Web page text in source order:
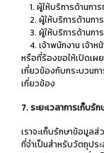
1. ผู้ให้บริการด้านกา
2. ผู้ให้บริการด้านการ
3. ผู้ให้บริการด้านกา
4. เจ้าพนักงาน เจ้า
หรือที่ร้องขอให้เปิดเ
เกี่ยวข้องกับกระบวนก
เกี่ยวข้อง
7. ระยะเวลาการเก็บ
เราจะเก็บรักษาข้อมูล
ที่จำเป็นสำหรับวัตถุปร